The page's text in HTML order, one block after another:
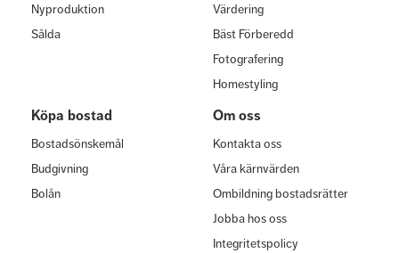
Nyproduktion
Sålda
Värdering
Bäst Förberedd
Fotografering
Homestyling
Köpa bostad
Bostadsönskemål
Budgivning
Bolån
Om oss
Kontakta oss
Våra kärnvärden
Ombildning bostadsrätter
Jobba hos oss
Integritetspolicy